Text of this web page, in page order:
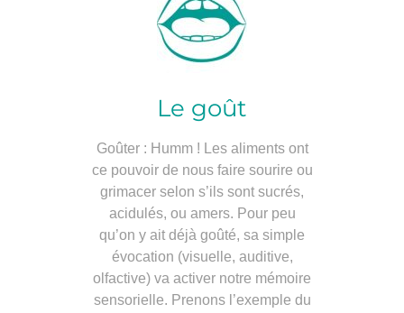
Le goût
Goûter : Humm ! Les aliments ont
ce pouvoir de nous faire sourire ou
grimacer selon s’ils sont sucrés,
acidulés, ou amers. Pour peu
qu’on y ait déjà goûté, sa simple
évocation (visuelle, auditive,
olfactive) va activer notre mémoire
sensorielle. Prenons l’exemple du